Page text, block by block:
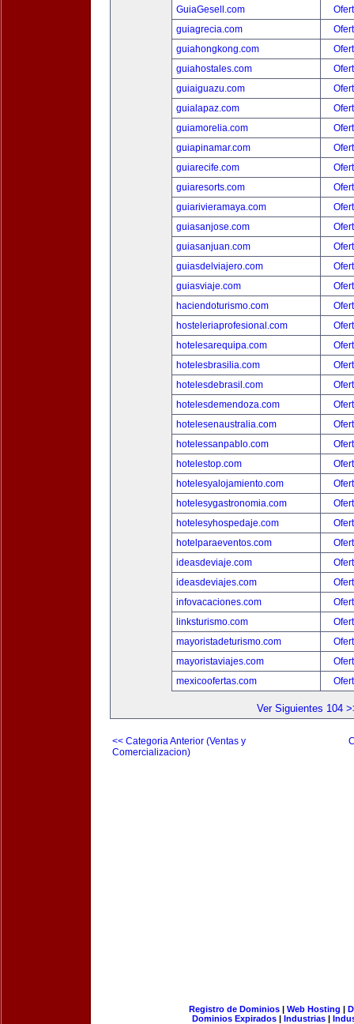
GuiaGesell.com
guiagrecia.com
guiahongkong.com
guiahostales.com
guiaiguazu.com
guialapaz.com
guiamorelia.com
guiapinamar.com
guiarecife.com
guiaresorts.com
guiarivieramaya.com
guiasanjose.com
guiasanjuan.com
guiasdelviajero.com
guiasviaje.com
haciendoturismo.com
hosteleriaprofesional.com
hotelesarequipa.com
hotelesbrasilia.com
hotelesdebrasil.com
hotelesdemendoza.com
hotelesenaustralia.com
hotelessanpablo.com
hotelestop.com
hotelesyalojamiento.com
hotelesygastronomia.com
hotelesyhospedaje.com
hotelparaeventos.com
ideasdeviaje.com
ideasdeviajes.com
infovacaciones.com
linksturismo.com
mayoristadeturismo.com
mayoristaviajes.com
mexicoofertas.com
Ver Siguientes 104
<< Categoria Anterior (Ventas y
Comercializacion)
Registro de Dominios| Web Hosting |
Dominios Expirados | Industrias |